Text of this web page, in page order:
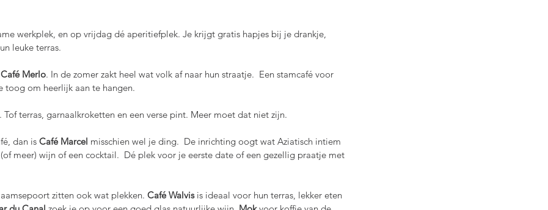
werkplek, en op vrijdag dé aperitiefplek. Je krijgt gratis hapjes bij je drankje,
leuke terras.
Café Merlo. In de zomer zakt heel wat volk af naar hun straatje.  Een stamcafé voor
toog om heerlijk aan te hangen.
. Tof terras, garnaalkroketten en een verse pint. Meer moet dat niet zijn.
dan is Café Marcel misschien wel je ding.  De inrichting oogt wat Aziatisch intiem
meer) wijn of een cocktail.  Dé plek voor je eerste date of een gezellig praatje met
zitten ook wat plekken. Café Walvis is ideaal voor hun terras, lekker eten